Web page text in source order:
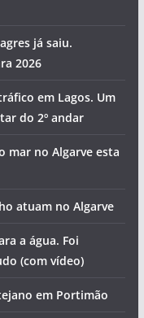
já saiu.
2026
em Lagos. Um
do 2º andar
mar no Algarve esta
atuam no Algarve
a água. Foi
(com vídeo)
em Portimão